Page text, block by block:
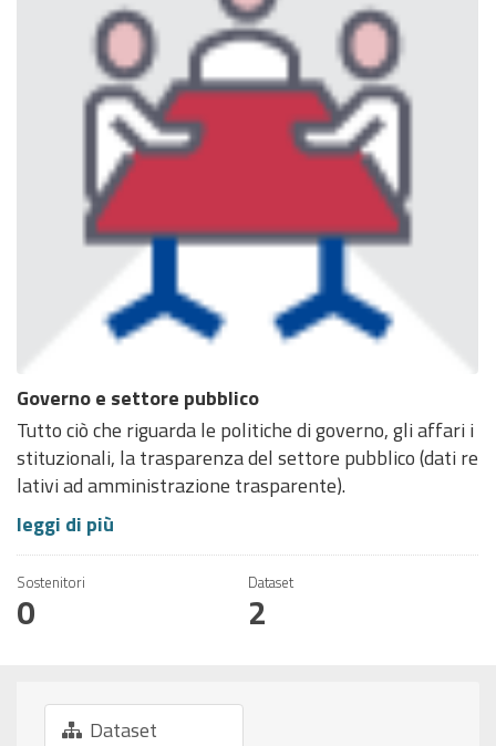
Governo e settore pubblico
Tutto ciò che riguarda le politiche di governo, gli affari i
stituzionali, la trasparenza del settore pubblico (dati re
lativi ad amministrazione trasparente).
leggi di più
Sostenitori
0
Dataset
2
Dataset